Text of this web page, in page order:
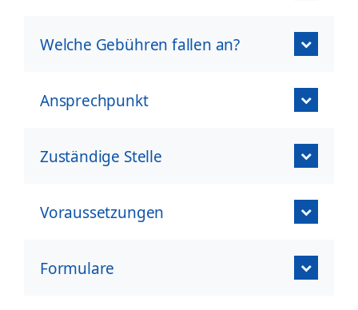
Welche Gebühren fallen an?
Ansprechpunkt
Zuständige Stelle
Voraussetzungen
Formulare